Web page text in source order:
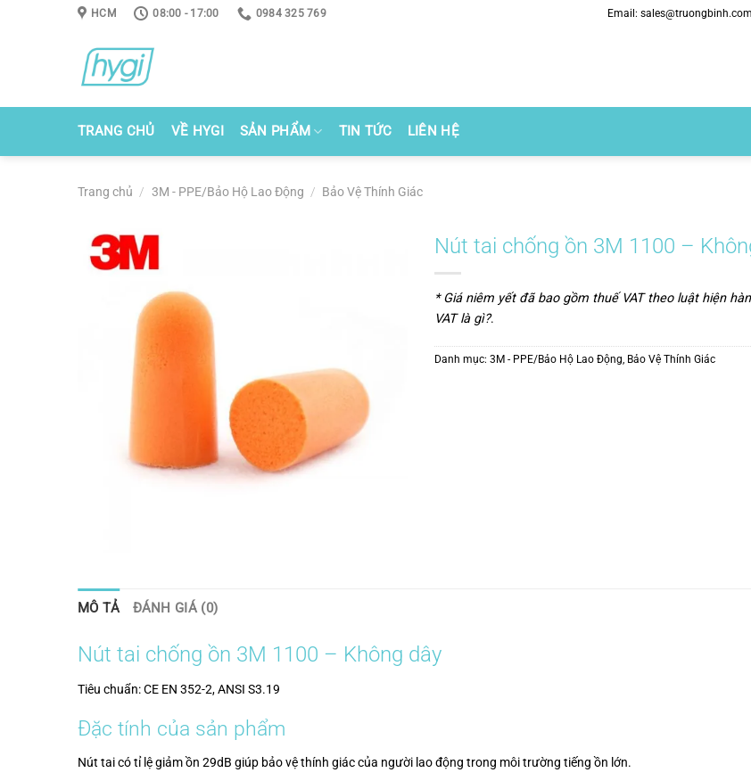
HCM 08:00 - 17:00 0984 325 769 Email: sales@truongbinh.com
TRANG CHỦ VỀ HYGI SẢN PHẨM TIN TỨC LIÊN HỆ
Trang chủ / 3M - PPE/Bảo Hộ Lao Động / Bảo Vệ Thính Giác
Nút tai chống ồn 3M 1100 –
* Giá niêm yết đã bao gồm thuế VAT theo luật hiện
VAT là gì?.
Danh mục: 3M - PPE/Bảo Hộ Lao Động Bảo Vệ Thính Giác
MÔ TẢ ĐÁNH GIÁ (0)
Nút tai chống ồn 3M 1100 – Không dây
Tiêu chuẩn: CE EN 352-2, ANSI S3.19
Đặc tính của sản phẩm
Nút tai có tỉ lệ giảm ồn 29dB giúp bảo vệ thính giác của người lao động trong môi trường tiếng ồn lớn.